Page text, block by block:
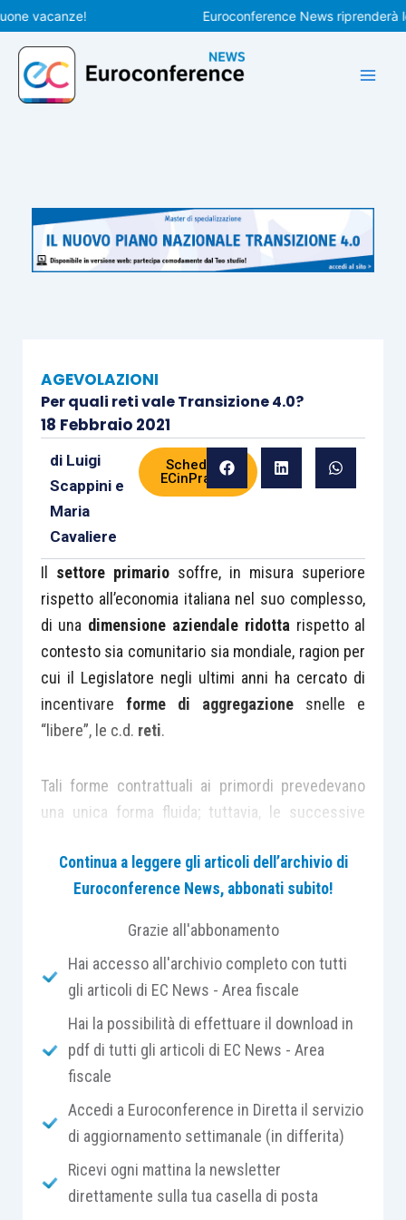
Vai
al
contenuto
Euroconference News riprenderà le
AGEVOLAZIONI
Per quali reti vale Transizione 4.0?
18 Febbraio 2021
di Luigi
Scappinie
Maria
Cavaliere
Scheda di
ECinPratica
Il settore primariosoffre, in misura superiore
rispetto all’economia italiana nel suo complesso,
di una dimensione aziendale ridotta rispetto al
contesto sia comunitario sia mondiale, ragion per
cui il Legislatore negli ultimi anni ha cercato di
incentivare forme di aggregazione snelle e
“libere”, le c.d. reti.
Tali forme contrattuali ai primordi prevedevano
una unica forma fluida; tuttavia, le successive
riconoscimento della c.d.rete soggettoche, a
differenza della c.d. rete contratto,assume
Inagricoltura, in ragione delle peculiarità stesse
del settore, ha trovato utilizzo la prima
fattispecie, caratterizzata dal mantenimento di
un’ autonomia propria dei singoli retisti
aziende) partecipanti.
A tali forme di aggregazione, il Legislatore ha
svariate
ultimo il credito di imposta per la realizzazione e
lo sviluppo dell’e-commerce nel comparto
Continua a leggere gli articoli dell’archivio di
Euroconference News, abbonati subito!
Grazie all'abbonamento
Hai accesso all'archivio completo con tutti
gli articoli di EC News - Area fiscale
Hai la possibilità di effettuare il download in
pdf di tutti gli articoli di EC News - Area
fiscale
Accedi a Euroconference in Diretta il servizio
di aggiornamento settimanale (in differita)
Ricevi ogni mattina la newsletter
direttamente sulla tua casella di posta